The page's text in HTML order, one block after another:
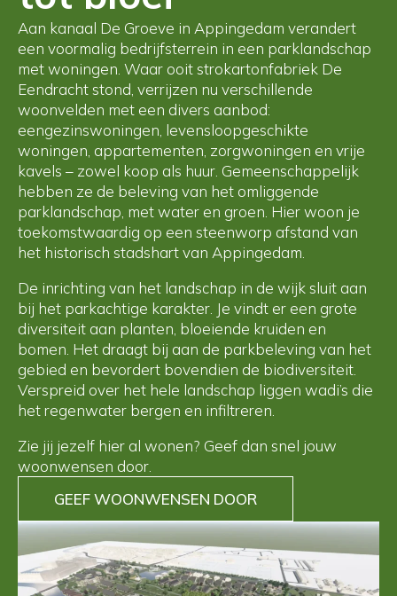
Aan kanaal De Groeve in Appingedam verandert
een voormalig bedrijfsterrein in een parklandschap
met woningen. Waar ooit strokartonfabriek De
Eendracht stond, verrijzen nu verschillende
woonvelden met een divers aanbod:
eengezinswoningen, levensloopgeschikte
woningen, appartementen, zorgwoningen en vrije
kavels – zowel koop als huur. Gemeenschappelijk
hebben ze de beleving van het omliggende
parklandschap, met water en groen. Hier woon je
toekomstwaardig op een steenworp afstand van
het historisch stadshart van Appingedam.
De inrichting van het landschap in de wijk sluit aan
bij het parkachtige karakter. Je vindt er een grote
diversiteit aan planten, bloeiende kruiden en
bomen. Het draagt bij aan de parkbeleving van het
gebied en bevordert bovendien de biodiversiteit.
Verspreid over het hele landschap liggen wadi’s die
het regenwater bergen en infiltreren.
Zie jij jezelf hier al wonen? Geef dan snel jouw
woonwensen door.
GEEF WOONWENSEN DOOR